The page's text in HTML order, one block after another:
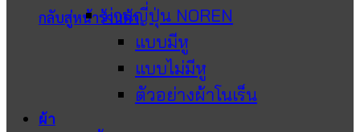
กลับสู่หน้าร้านค้าม่านญี่ปุ่น NOREN
แบบมีหู
แบบไม่มีหู
ตัวอย่างผ้าโนเร็น
ผ้า